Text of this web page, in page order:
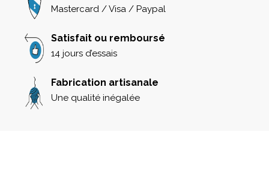
Mastercard / Visa / Paypal
Satisfait ou remboursé
14 jours d’essais
Fabrication artisanale
Une qualité inégalée